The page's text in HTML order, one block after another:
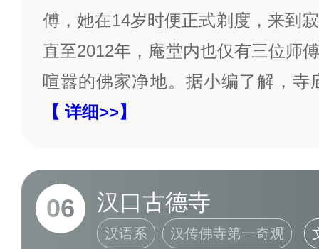
傅，她在14岁时便正式剃度，来到
直至2012年，庵堂内也仅有三位师
喧嚣的佛家净地。据小编了解，寺
【 详细>>】
06 汉口古德寺
汉语系 汉传佛寺第一奇观